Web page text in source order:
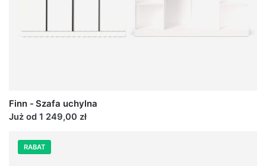
Finn - Szafa uchylna
Już od 1 249,00 zł
RABAT